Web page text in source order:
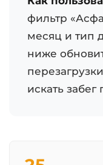
фильтр
месяц и тип
ниже
искать